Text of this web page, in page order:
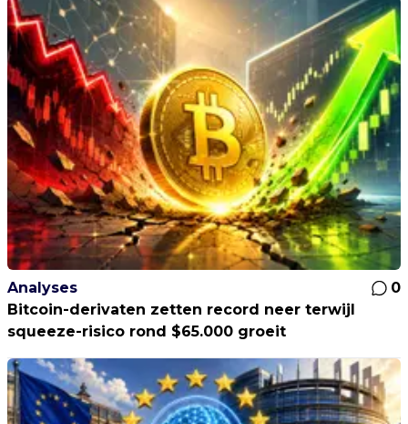
Analyses
0
Bitcoin-derivaten zetten record neer terwijl
squeeze-risico rond $65.000 groeit